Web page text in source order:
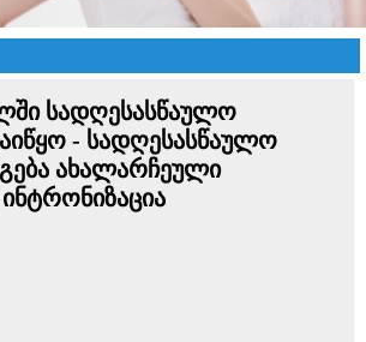
სადღესასწაულო
- სადღესასწაულო
ახალარჩეული